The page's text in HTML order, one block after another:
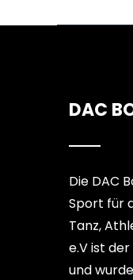
DAC
Die DAC
Sport für
Tanz,
e.V ist
und